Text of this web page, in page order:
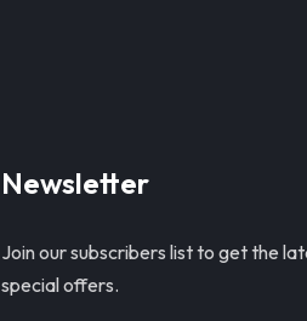
Newsletter
Join our subscribers list to get the
special offers.